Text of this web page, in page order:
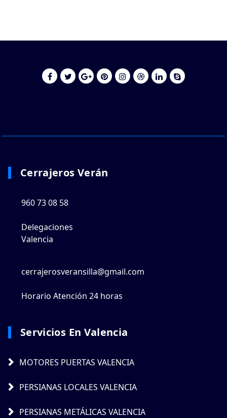
Cerrajeros Verán
960 73 08 58
Delegaciones
Valencia
cerrajerosveransilla@gmail.com
Horario Atención 24 horas
Servicios En Valencia
MOTORES PUERTAS VALENCIA
PERSIANAS LOCALES VALENCIA
PERSIANAS METÁLICAS VALENCIA